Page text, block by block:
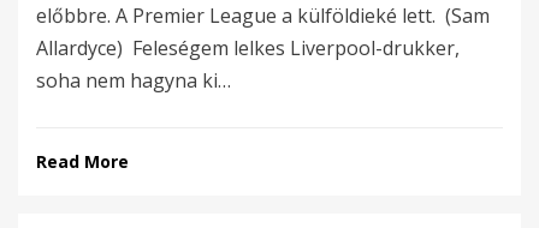
előbbre. A Premier League a külföldieké lett. (Sam
Allardyce) Feleségem lelkes Liverpool-drukker,
soha nem hagyna ki…
Read More